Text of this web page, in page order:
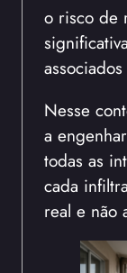
o risco de
Nesse
a
todas as
cada
real e não